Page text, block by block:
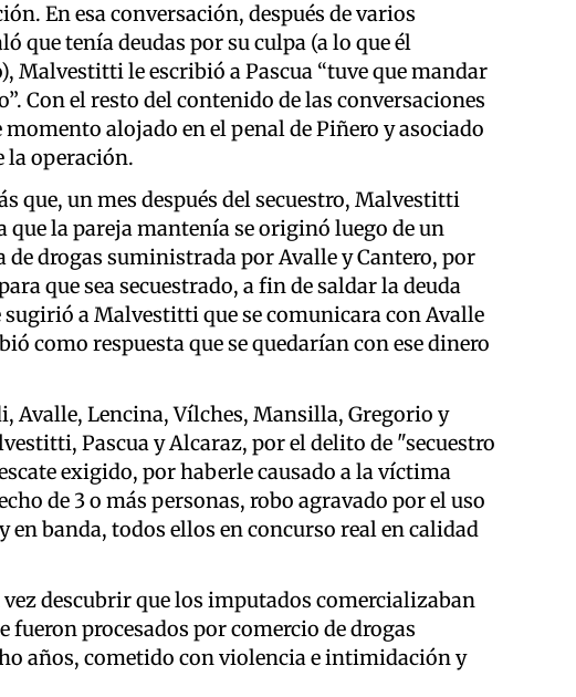
En esa conversación, después de varios
que tenía deudas por su culpa (a lo que él
Malvestitti le escribió a Pascua “tuve que mandar
Con el resto del contenido de las conversaciones
alojado en el penal de Piñero y asociado
la operación.
que, un mes después del secuestro, Malvestitti
que la pareja mantenía se originó luego de un
drogas suministrada por Avalle y Cantero, por
que sea secuestrado, a fin de saldar la deuda
sugirió a Malvestitti que se comunicara con Avalle
como respuesta que se quedarían con ese dinero
Avalle, Lencina, Vílches, Mansilla, Gregorio y
Pascua y Alcaraz, por el delito de "secuestro
exigido, por haberle causado a la víctima
de 3 o más personas, robo agravado por el uso
banda, todos ellos en concurso real en calidad
descubrir que los imputados comercializaban
procesados por comercio de drogas
años, cometido con violencia e intimidación y